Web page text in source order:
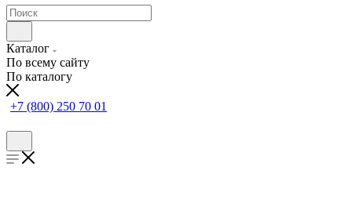
Каталог
По всему сайту
По каталогу
+7 (800) 250 70 01